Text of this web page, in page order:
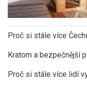
Proč si stále více
Kratom a bezpečnější
Proč si stále více lidí